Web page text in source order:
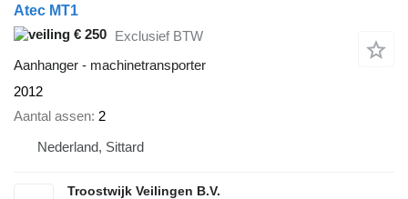
Atec MT1
€ 250 Exclusief BTW
Aanhanger - machinetransporter
2012
Aantal assen 2
Nederland, Sittard
Troostwijk Veilingen B.V.